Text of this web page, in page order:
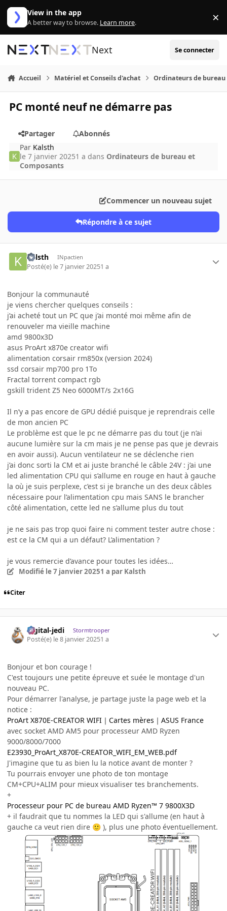
Aller au contenu
View in the app
A better way to browse. Learn more. ×
Next Se connecter
Accueil Matériel et Conseils d'achat Ordinateurs de bureau
PC monté neuf ne démarre pas
Partager
Abonnés
Par Kalsth
le 7 janvier 20251 a dans Ordinateurs de bureau et
Composants
Commencer un nouveau sujet
Répondre à ce sujet
Kalsth INpactien
Posté(e) le 7 janvier 20251 a
Bonjour la communauté
je viens chercher quelques conseils :
j’ai acheté tout un PC que j’ai monté moi même afin de
renouveler ma vieille machine
amd 9800x3D
asus ProArt x870e creator wifi
alimentation corsair rm850x (version 2024)
ssd corsair mp700 pro 1To
Fractal torrent compact rgb
gskill trident Z5 Neo 6000MT/s 2x16G
Il n’y a pas encore de GPU dédié puisque je reprendrais celle
de mon ancien PC
Le problème est que le pc ne démarre pas du tout (je n’ai
aucune lumière sur la cm mais je ne pense pas que je devrais
en avoir aussi). Aucun ventilateur ne se déclenche rien
j’ai donc sorti la CM et ai juste branché le câble 24V : j’ai une
led alimentation CPU qui s’allume en rouge en haut à gauche
la où je suis perplexe, c’est si je branche un des deux câbles
nécessaire pour l’alimentation cpu mais SANS le brancher
côté alimentation, cette led ne s’allume plus du tout
je ne sais pas trop quoi faire ni comment tester autre chose :
est ce la CM qui a un défaut? L’alimentation ?
je vous remercie d’avance pour toutes les idées…
Modifié le 7 janvier 20251 a par Kalsth
Citer
digital-jedi Stormtrooper
Posté(e) le 8 janvier 20251 a
Bonjour et bon courage !
C'est toujours une petite épreuve et suée le montage d'un
nouveau PC.
Pour démarrer l'analyse, je partage juste la page web et la
notice :
ProArt X870E-CREATOR WIFI｜Cartes mères｜ASUS France
avec socket AMD AM5 pour processeur AMD Ryzen
9000/8000/7000
E23930_ProArt_X870E-CREATOR_WIFI_EM_WEB.pdf
J'imagine que tu as bien lu la notice avant de monter ?
Tu pourrais envoyer une photo de ton montage
CM+CPU+ALIM pour mieux visualiser tes branchements.
+
Processeur pour PC de bureau AMD Ryzen™ 7 9800X3D
+ il faudrait que tu nommes la LED qui s'allume (en haut à
gauche ca veut rien dire 🙂 ), plus une photo éventuellement.